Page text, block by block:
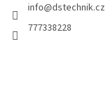
info@dstechnik.cz
777338228